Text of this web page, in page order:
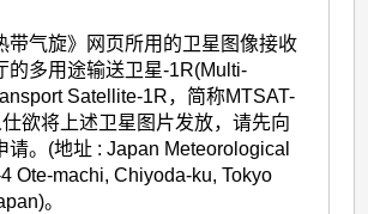
带气旋》网页所用的卫星图像接收
的多用途输送卫星-1R(Multi-
Satellite-1R，简称MTSAT-
欲将上述卫星图片发放，请先向
请。(地址 : Japan Meteorological
Ote-machi, Chiyoda-ku, Tokyo
。